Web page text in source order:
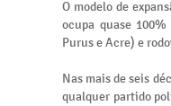
O modelo de
ocupa quase
Purus e Acre) e
Nas mais de seis
qualquer partido